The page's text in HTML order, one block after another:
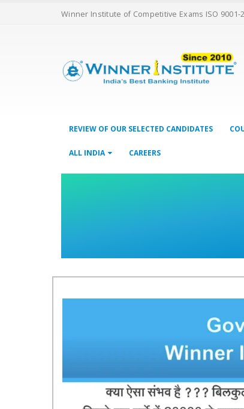
Winner Institute of Competitive Exams ISO 9001-
REVIEW OF OUR SELECTED CANDIDATES
ALL INDIA CAREERS